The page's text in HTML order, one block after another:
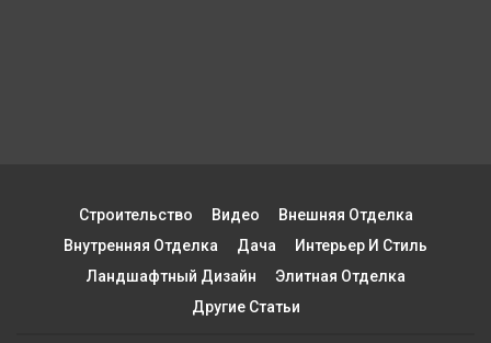
Строительство Видео
Внешняя Отделка
Внутренняя Отделка
Дача
Интерьер И Стиль
Ландшафтный Дизайн
Элитная Отделка
Другие Статьи